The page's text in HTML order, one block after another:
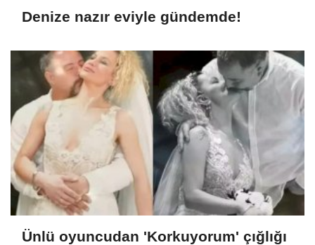
Denize nazır eviyle gündemde!
Ünlü oyuncudan 'Korkuyorum' çığlığı